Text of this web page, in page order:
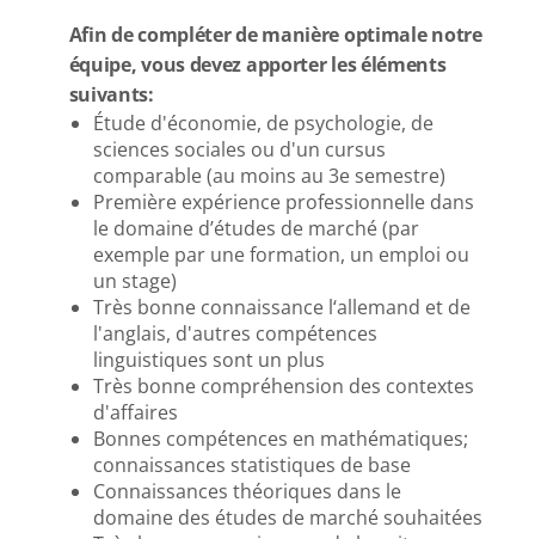
Afin de compléter de manière optimale notre
équipe, vous devez apporter les éléments
suivants:
Étude d'économie, de psychologie, de
sciences sociales ou d'un cursus
comparable (au moins au 3e semestre)
Première expérience professionnelle dans
le domaine d’études de marché (par
exemple par une formation, un emploi ou
un stage)
Très bonne connaissance l‘allemand et de
l'anglais, d'autres compétences
linguistiques sont un plus
Très bonne compréhension des contextes
d'affaires
Bonnes compétences en mathématiques;
connaissances statistiques de base
Connaissances théoriques dans le
domaine des études de marché souhaitées